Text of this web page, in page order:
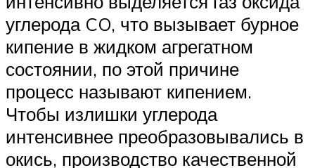
углерода CO, что вызывает бурное
кипение в жидком агрегатном
состоянии, по этой причине
процесс называют кипением.
Чтобы излишки углерода
интенсивнее преобразовывались в
окись, производство качественной